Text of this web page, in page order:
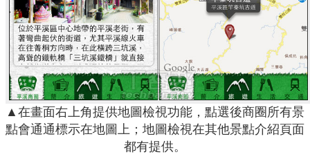
▲在畫面右上角提供地圖檢視功能，點選後商圈所有景
點會通通標示在地圖上；地圖檢視在其他景點介紹頁面
都有提供。